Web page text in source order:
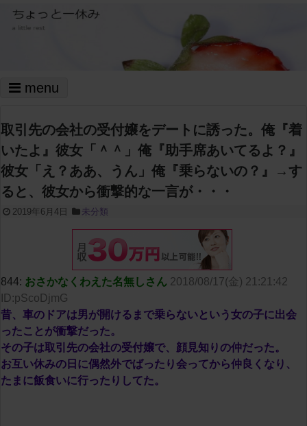
menu
取引先の会社の受付嬢をデートに誘った。俺『着
いたよ』彼女「＾＾」俺『助手席あいてるよ？』
彼女「え？ああ、うん」俺『乗らないの？』→す
ると、彼女から衝撃的な一言が・・・
2019年6月4日 未分類
844: おさかなくわえた名無しさん 2018/08/17(金) 21:21:42
ID:pScoDjmG
昔、車のドアは男が開けるまで乗らないという女の子に出会
ったことが衝撃だった。
その子は取引先の会社の受付嬢で、顔見知りの仲だった。
お互い休みの日に偶然外でばったり会ってから仲良くなり、
たまに飯食いに行ったりしてた。